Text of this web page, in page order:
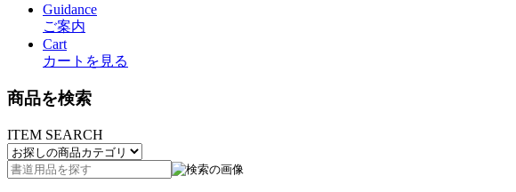
Guidance
ご案内
Cart
カートを見る
商品を検索
ITEM SEARCH